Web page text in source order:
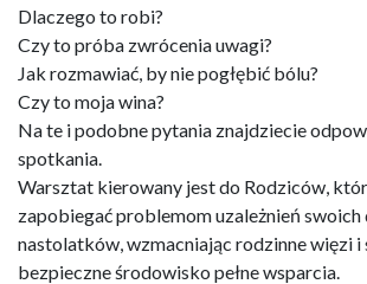
Dlaczego to robi?
Czy to próba zwrócenia uwagi?
Jak rozmawiać, by nie pogłębić bólu?
Czy to moja wina?
Na te i podobne pytania znajdziecie
spotkania.
Warsztat kierowany jest do Rodziców,
zapobiegać problemom uzależnień swoich
nastolatków, wzmacniając rodzinne więzi i
bezpieczne środowisko pełne wsparcia.